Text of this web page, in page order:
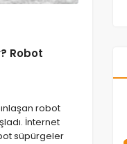
Robot
robot
İnternet
süpürgeler